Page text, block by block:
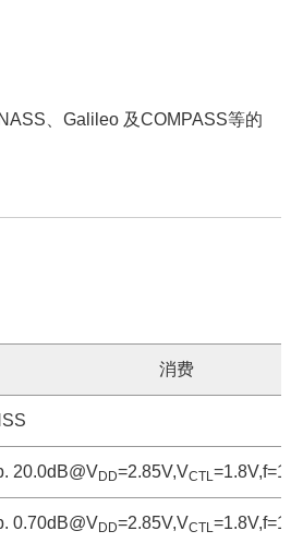
、Galileo 及COMPASS等的
消费
20.0dB@VDD=2.85V,VCTL
0.70dB@VDD=2.85V,VCTL